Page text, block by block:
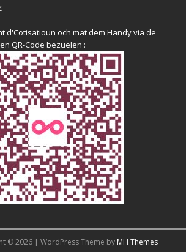
d'Cotisatioun och mat dem Handy via de
QR-Code bezuelen :
© 2026 | WordPress Theme by MH Themes